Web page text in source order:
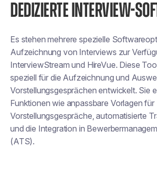
DEDIZIERTE INTERVIEW-
Es stehen mehrere spezielle
Aufzeichnung von Interviews zur
InterviewStream und HireVue. Diese
speziell für die Aufzeichnung und
Vorstellungsgesprächen entwickelt. Sie
Funktionen wie anpassbare Vorlagen für
Vorstellungsgespräche, automatisierte
und die Integration in
(ATS).